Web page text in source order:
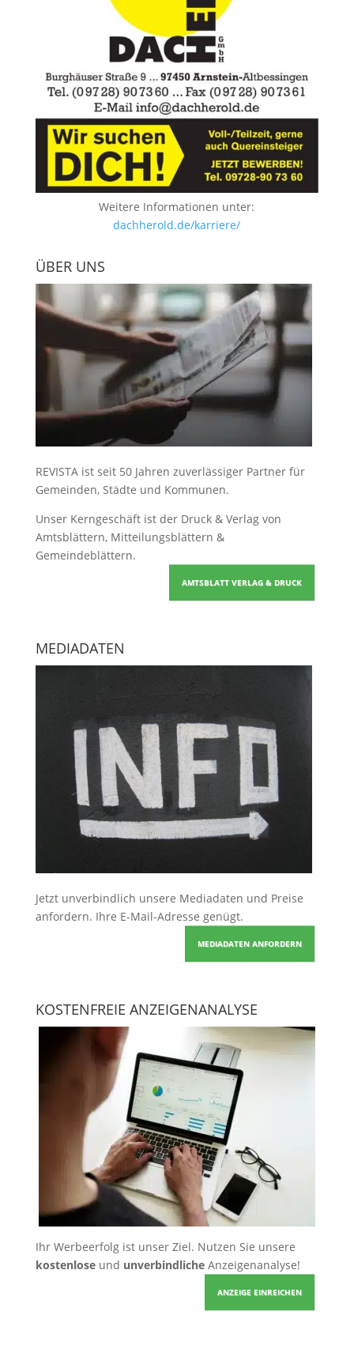
Weitere Informationen unter:
dachherold.de/karriere/
ÜBER UNS
REVISTA ist seit 50 Jahren zuverlässiger Partner für
Gemeinden, Städte und Kommunen.
Unser Kerngeschäft ist der Druck & Verlag von
Amtsblättern, Mitteilungsblättern &
Gemeindeblättern.
AMTSBLATT VERLAG & DRUCK
MEDIADATEN
Jetzt unverbindlich unsere Mediadaten und Preise
anfordern. Ihre E-Mail-Adresse genügt.
MEDIADATEN ANFORDERN
KOSTENFREIE ANZEIGENANALYSE
Ihr Werbeerfolg ist unser Ziel. Nutzen Sie unsere
kostenloseund unverbindlicheAnzeigenanalyse!
ANZEIGE EINREICHEN